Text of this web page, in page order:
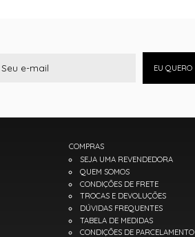
EU QUERO
COMPRAS
SEJA UMA REVENDEDORA
QUEM SOMOS
CONDIÇÕES DE FRETE
TROCAS E DEVOLUÇÕES
DÚVIDAS FREQUENTES
TABELA DE MEDIDAS
CONDIÇÕES DE PARCELAMENTO